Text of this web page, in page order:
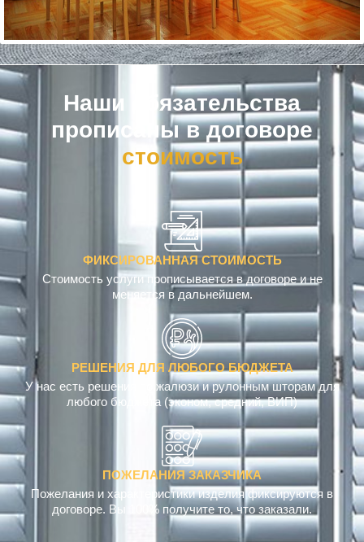
Наши обязательства
прописаны в договоре
ФИКСИРОВАННАЯ СТОИМОСТЬ
Стоимость услуги прописывается в договоре и не
меняется в дальнейшем.
РЕШЕНИЯ ДЛЯ ЛЮБОГО БЮДЖЕТА
У нас есть решения по жалюзи и рулонным шторам для
любого бюджета (эконом, средний, ВИП)
ПОЖЕЛАНИЯ ЗАКАЗЧИКА
Пожелания и характеристики изделия фиксируются в
договоре. Вы 100% получите то, что заказали.